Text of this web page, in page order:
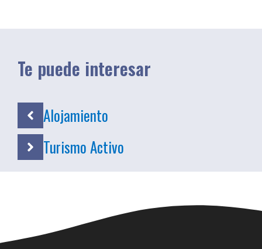
Te puede interesar
Alojamiento
Turismo Activo